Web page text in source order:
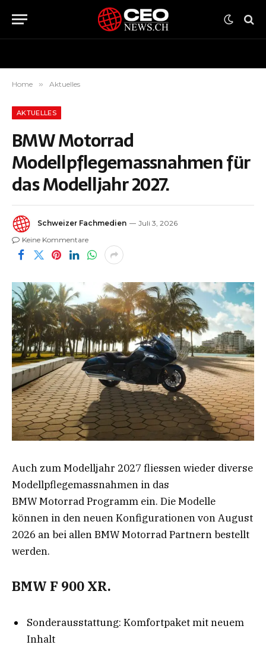
Home » Aktuelles
AKTUELLES
BMW Motorrad
Modellpflegemassnahmen für
das Modelljahr 2027.
Schweizer Fachmedien
Juli 3, 2026
Keine Kommentare
Auch zum Modelljahr 2027 fliessen wieder diverse
Modellpflegemassnahmen in das
BMW Motorrad Programm ein. Die Modelle
können in den neuen Konfigurationen von August
2026 an bei allen BMW Motorrad Partnern bestellt
werden.
BMW F 900 XR.
Sonderausstattung: Komfortpaket mit neuem
Inhalt